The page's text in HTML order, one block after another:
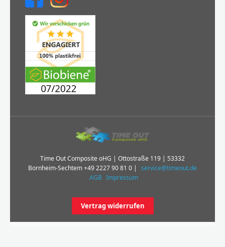
Time Out Composite oHG | Ottostraße 119 | 53332
Bornheim-Sechtem+49 2227 90 81 0 |
service@timeout.de
AGB Impressum
Vertrag widerrufen